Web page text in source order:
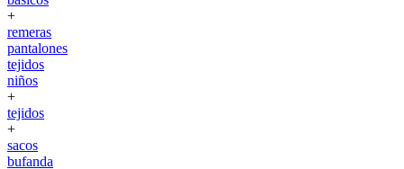
+
remeras
pantalones
tejidos
niños
+
tejidos
+
sacos
bufanda